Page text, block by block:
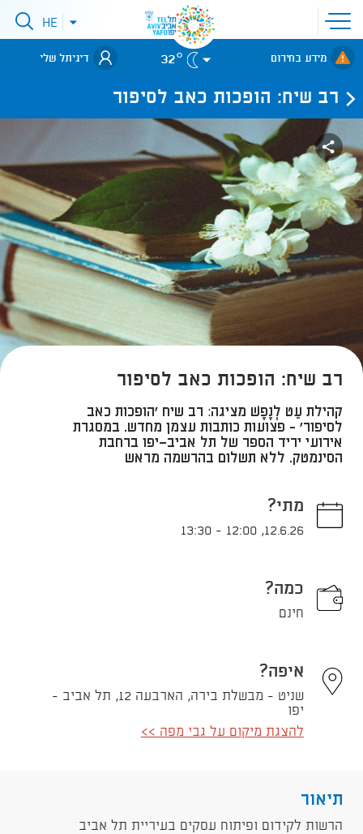
פתיחת
תפריט
אתר
לאתר עיריית
תל-אביב
פתיחתHE
מידע בחירום 32° דיגיתל שלי
רב שיח: הופכות כאב לסיפור
רב שיח: הופכות כאב לסיפור
קהילת עֵט לְנֶפֶשׁ מציגה: רב שיח ׳הופכות כאב
לסיפור׳ - פצועות כותבות עצמן מחדש. במסגרת
אירועי יריד הספר של תל אביב־יפו ברחבת
הסינמטק. ללא תשלום בהרשמה מראש
מתי?
12.6.26
,
12:00
-
13:30
כמה?
חינם
איפה?
שניט - מבשלת בירה, הארבעה 12, תל אביב -
יפו
להצגת מיקום על גבי מפה >>
תיאור
​הרשות לקידום ופיתוח עסקים בעיריית תל אביב